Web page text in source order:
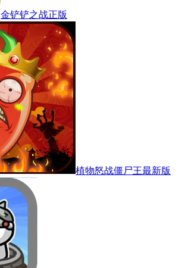
金铲铲之战正版
植物怒战僵尸王最新版